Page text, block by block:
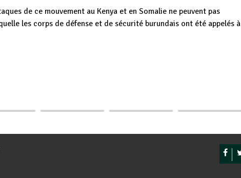
de ce mouvement au Kenya et en Somalie ne peuvent pas
les corps de défense et de sécurité burundais ont été appelés à